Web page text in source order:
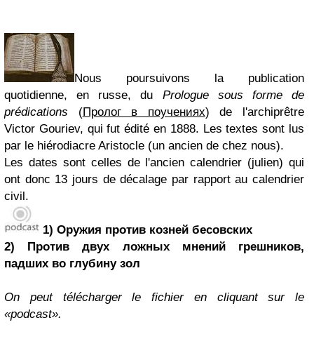
Nous poursuivons la publication
quotidienne, en russe, du Prologue sous forme de
prédications (Пролог в поучениях) de l'archiprêtre
Victor Gouriev, qui fut édité en 1888. Les textes sont lus
par le hiérodiacre Aristocle (un ancien de chez nous).
Les dates sont celles de l'ancien calendrier (julien) qui
ont donc 13 jours de décalage par rapport au calendrier
civil.
1) Оружия против козней бесовских
2) Против двух ложных мнений грешников,
падших во глубину зол
On peut télécharger le fichier en cliquant sur le
«podcast».